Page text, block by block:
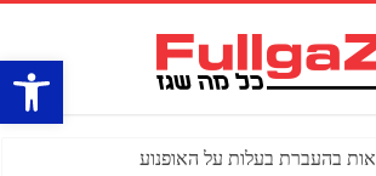
פתח
בהעברת בעלות על האופנוע